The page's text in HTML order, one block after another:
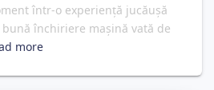
într-o experiență jucăușă
închiriere mașină vată de
more